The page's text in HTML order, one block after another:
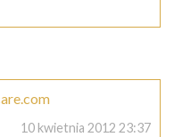
10 kwietnia 2012 23:37